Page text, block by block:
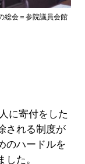
総会＝参院議員会館
に寄付をした
される制度が
のハードルを
た。